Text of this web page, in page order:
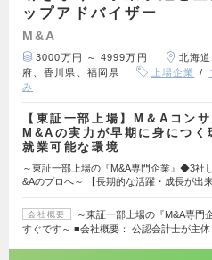
ップアドバイザー
M&A
3000万円 ～ 4999万円
北海
府、香川県、福岡県
上場企業
み
【東証一部上場】M＆Aコン
M&Aの実力が早期に身につく
就業可能な環境
～東証一部上場の『M&A専門企業』◆3社
&Aのプロへ～ 【長期的な活躍・成長が出
会社概要
～東証一部上場の『M&A専門
すぐです～ ■会社概要： 公認会計士が主体